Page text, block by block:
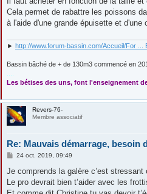
Cela permet de rabattre les poissons
à l'aide d'une grande épuisette et d'une
► http://www.forum-bassin.com/Accueil/For ...
Bassin bâché de + de 130m3 commencé en
Les bétises des uns, font l'enseignement
Revers-76-
Membre associatif
Re: Mauvais démarrage, besoin
M
s
a
g
24 oct. 2019, 09:49
Je comprends la galère c’est stressant
Le pro devrait bien t’aider avec les